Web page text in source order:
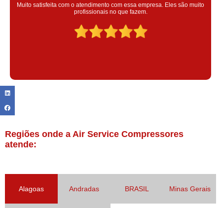
Super satisfeita com o serviço prestado, atendimento muito bom!
colaoradores educado e transparente, destaque para o colaborador
Claudinei excelente profissional!
Regiões onde a Air Service Compressores
atende:
Alagoas Andradas BRASIL Minas Gerais